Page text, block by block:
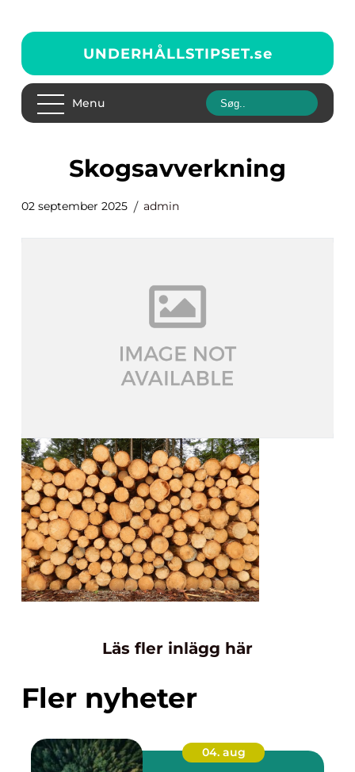
UNDERHÅLLSTIPSET.se
Menu
skogsavverkning
02 september 2025 admin
Läs fler inlägg här
Fler nyheter
04. aug